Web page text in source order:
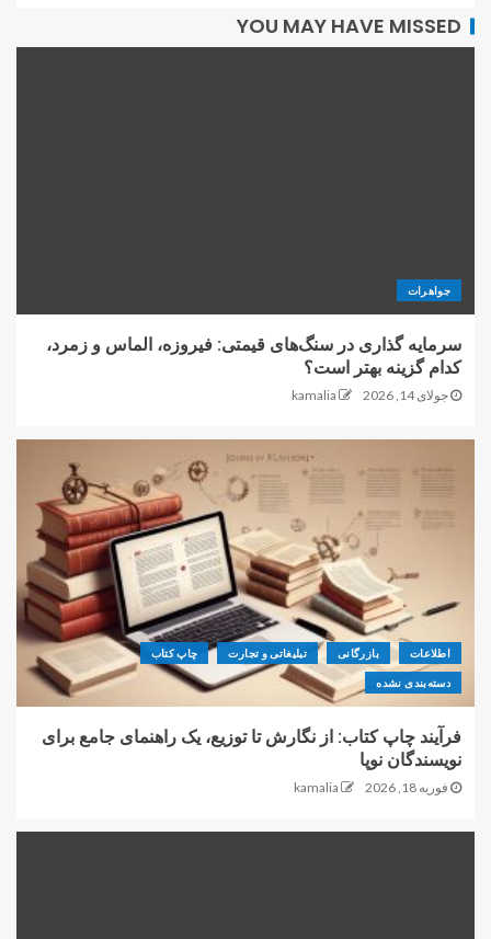
YOU MAY HAVE MISSED
جواهرات
سرمایه گذاری در سنگ‌های قیمتی: فیروزه، الماس و زمرد،
کدام گزینه بهتر است؟
جولای 14, 2026 kamalia
اطلاعات بازرگانی تبلیغاتی و تجارت چاپ کتاب
دسته‌بندی نشده
فرآیند چاپ کتاب: از نگارش تا توزیع، یک راهنمای جامع برای
نویسندگان نوپا
فوریه 18, 2026 kamalia